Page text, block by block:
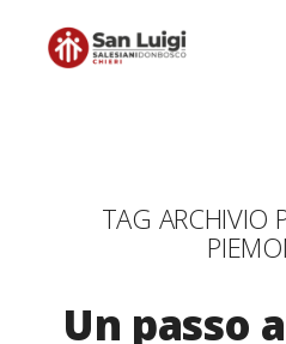
TAG ARCHIVIO
Un passo